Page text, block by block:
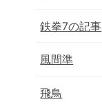
鉄拳7の記事
風間準
飛鳥